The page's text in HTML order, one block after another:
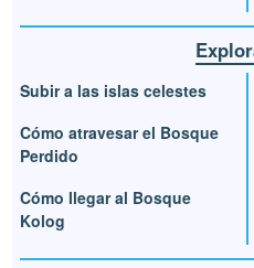
Subir a las islas celestes
Cómo atravesar el Bosque
Perdido
Cómo llegar al Bosque
Kolog